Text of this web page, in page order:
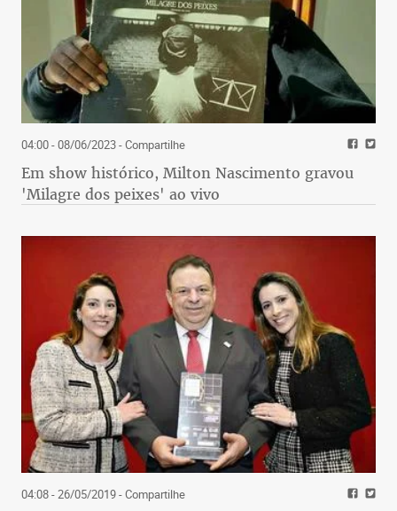
04:00 - 08/06/2023- Compartilhe
Em show histórico, Milton Nascimento gravou
'Milagre dos peixes' ao vivo
04:08 - 26/05/2019- Compartilhe